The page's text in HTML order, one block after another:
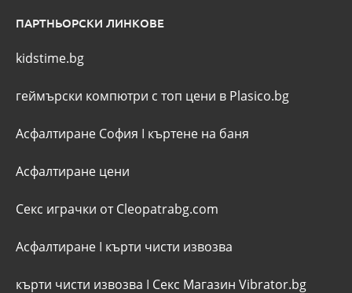
ПАРТНЬОРСКИ ЛИНКОВЕ
kidstime.bg
геймърски компютри с топ цени в Plasico.bg
Асфалтиране София I къртене на баня
Асфалтиране цени
Секс играчки от Cleopatrabg.com
Асфалтиране I кърти чисти извозва
кърти чисти извозва I Секс Магазин Vibrator.bg